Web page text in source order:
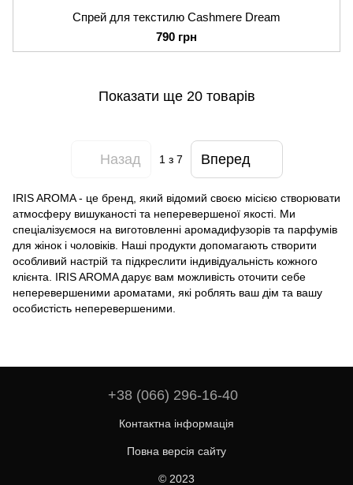
Спрей для текстилю Cashmere Dream
790 грн
Показати ще 20 товарів
Назад 1 з 7 Вперед
IRIS AROMA - це бренд, який відомий своєю місією створювати
атмосферу вишуканості та неперевершеної якості. Ми
спеціалізуємося на виготовленні аромадифузорів та парфумів
для жінок і чоловіків. Наші продукти допомагають створити
особливий настрій та підкреслити індивідуальність кожного
клієнта. IRIS AROMA дарує вам можливість оточити себе
неперевершеними ароматами, які роблять ваш дім та вашу
особистість неперевершеними.
+38 (066) 296-16-40
Контактна інформація
Повна версія сайту
© 2023